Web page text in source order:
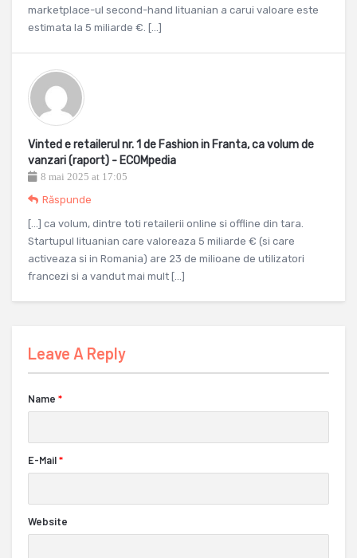
marketplace-ul second-hand lituanian a carui valoare este
estimata la 5 miliarde €. […]
Vinted e retailerul nr. 1 de Fashion in Franta, ca volum de
vanzari (raport) - ECOMpedia
8 mai 2025 at 17:05
Răspunde
[…] ca volum, dintre toti retailerii online si offline din tara.
Startupul lituanian care valoreaza 5 miliarde € (si care
activeaza si in Romania) are 23 de milioane de utilizatori
francezi si a vandut mai mult […]
Leave A Reply
Name *
E-Mail*
Website